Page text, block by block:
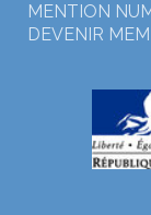
MENTION
DEVENIR